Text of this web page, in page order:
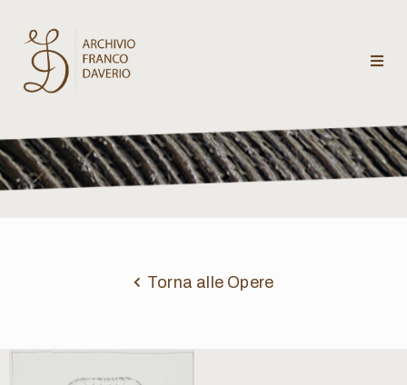
Archivio
Franco
Daverio
critici
Torna alle Opere